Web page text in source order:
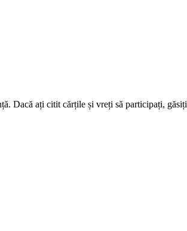
Dacă ați citit cărțile și vreți să participați,